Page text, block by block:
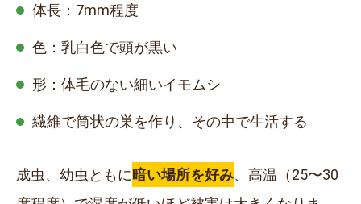
体長： 7mm程度
色：乳白色で頭が黒い
形：体毛のない細いイモムシ
繊維で筒状の巣を作り、その中で生活する
成虫、幼虫ともに暗い場所を好み、高温（25〜30